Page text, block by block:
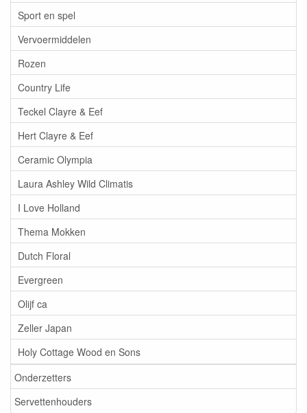
Sport en spel
Vervoermiddelen
Rozen
Country Life
Teckel Clayre & Eef
Hert Clayre & Eef
Ceramic Olympia
Laura Ashley Wild Climatis
I Love Holland
Thema Mokken
Dutch Floral
Evergreen
Olijf ca
Zeller Japan
Holy Cottage Wood en Sons
Onderzetters
Servettenhouders